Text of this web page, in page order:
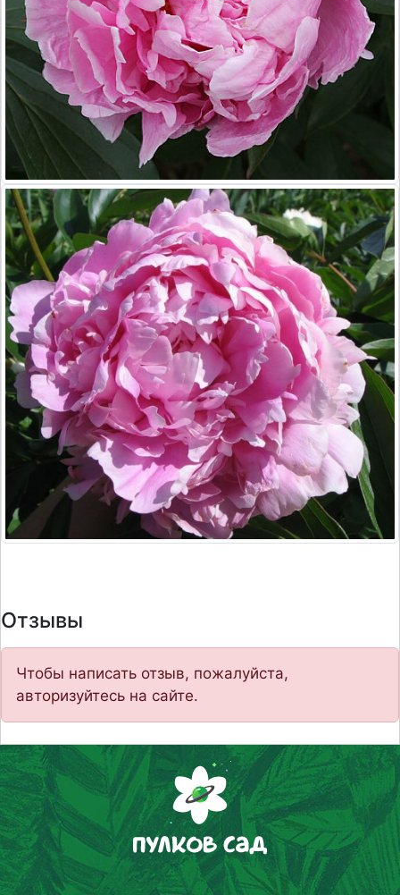
Отзывы
Чтобы написать отзыв, пожалуйста,
авторизуйтесь на сайте.